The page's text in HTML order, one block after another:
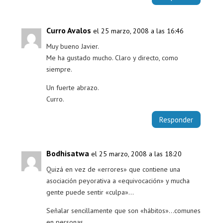
Curro Avalos el 25 marzo, 2008 a las 16:46
Muy bueno Javier.
Me ha gustado mucho. Claro y directo, como
siempre.
Un fuerte abrazo.
Curro.
Responder
Bodhisatwa el 25 marzo, 2008 a las 18:20
Quizá en vez de «errores» que contiene una
asociación peyorativa a «equivocación» y mucha
gente puede sentir «culpa»…
Señalar sencillamente que son «hábitos»…comunes